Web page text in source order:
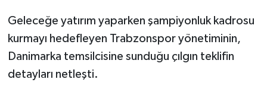
Geleceğe yatırım yaparken şampiyonluk kadrosu
kurmayı hedefleyen Trabzonspor yönetiminin,
Danimarka temsilcisine sunduğu çılgın teklifin
detayları netleşti.
Resmi İlanlar
SAĞLIK